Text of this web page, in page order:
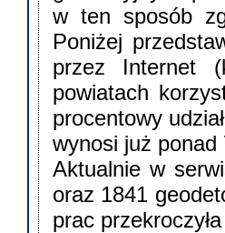
w ten sposób
Poniżej
przez Internet
powiatach
procentowy
wynosi już ponad
Aktualnie w
oraz 1841
prac